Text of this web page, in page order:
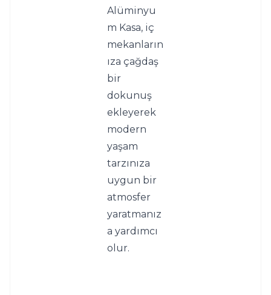
Alüminyu
m Kasa, iç
mekanların
ıza çağdaş
bir
dokunuş
ekleyerek
modern
yaşam
tarzınıza
uygun bir
atmosfer
yaratmanız
a yardımcı
olur.